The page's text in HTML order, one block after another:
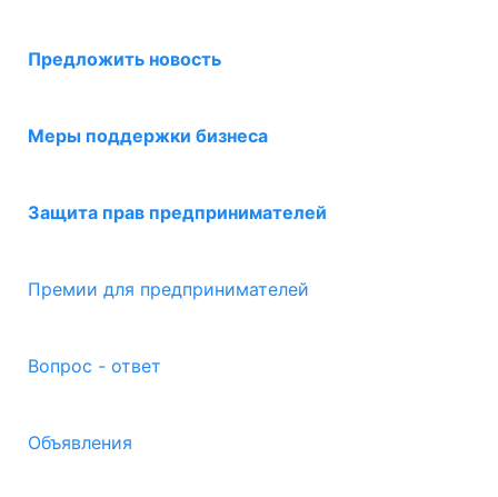
Предложить новость
Меры поддержки бизнеса
Защита прав предпринимателей
Премии для предпринимателей
Вопрос - ответ
Объявления